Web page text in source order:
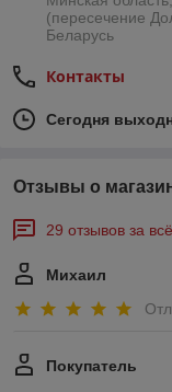
(пересечение
Беларусь
Контакты
Сегодня
Отзывы о
29 отзывов за
Михаил
Покупатель